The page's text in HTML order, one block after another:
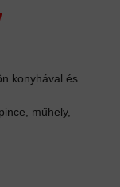
konyhával és
műhely,